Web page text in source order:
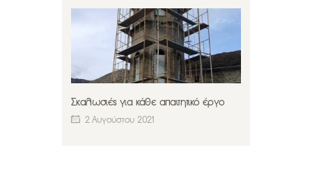
Σκαλωσιές για κάθε απαιτητικό έργο
2 Αυγούστου 2021